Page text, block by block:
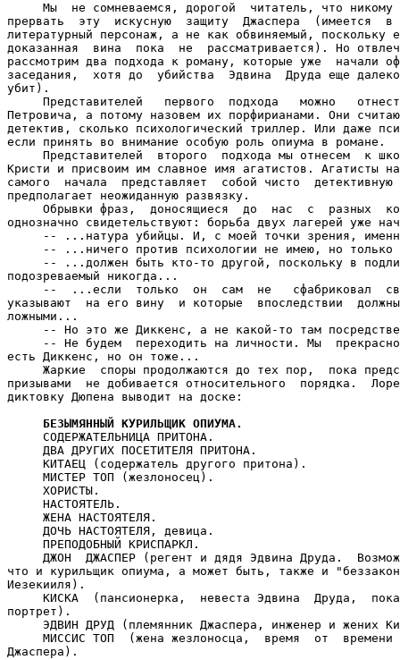
Мы  не сомневаемся, дорогой  читатель, что никому
прервать  эту  искусную  защиту  Джаспера  (имеется
литературный персонаж, а не как обвиняемый, поскольку
доказанная  вина  пока  не  рассматривается). Но
рассмотрим два подхода к роману, которые уже  начали
заседания,  хотя до  убийства  Эдвина  Друда еще
убит).
Представителей   первого  подхода   можно
Петровича, а потому назовем их порфирианами. Они
детектив, сколько психологический триллер. Или даже
если принять во внимание особую роль опиума в романе.
Представителей  второго  подхода мы отнесем  к
Кристи и присвоим им славное имя агатистов. Агатисты
самого  начала  представляет  собой чисто
предполагает неожиданную развязку.
Обрывки фраз,  доносящиеся  до  нас  с  разных
однозначно свидетельствуют: борьба двух лагерей уже
-- ...натура убийцы. И, с моей точки зрения,
-- ...ничего против психологии не имею, но только
-- ...должен быть кто-то другой, поскольку в
подозреваемый никогда...
--  ...если  только  он  сам  не   сфабриковал
указывают  на его вину  и которые  впоследствии
ложными...
-- Но это же Диккенс, а не какой-то там
-- Не будем  переходить на личности. Мы
есть Диккенс, но он тоже...
Жаркие  споры продолжаются до тех пор,  пока
призывами  не добивается относительного  порядка.
диктовку Дюпена выводит на доске:
БЕЗЫМЯННЫЙ КУРИЛЬЩИК ОПИУМА.
     СОДЕРЖАТЕЛЬНИЦА ПРИТОНА.
     ДВА ДРУГИХ ПОСЕТИТЕЛЯ ПРИТОНА.
     КИТАЕЦ (содержатель другого притона).
     МИСТЕР ТОП (жезлоносец).
     ХОРИСТЫ.
     НАСТОЯТЕЛЬ.
     ЖЕНА НАСТОЯТЕЛЯ.
     ДОЧЬ НАСТОЯТЕЛЯ, девица.
     ПРЕПОДОБНЫЙ КРИСПАРКЛ.
ДЖОН  ДЖАСПЕР (регент и дядя Эдвина Друда.
что и курильщик опиума, а может быть, также и
Иезекииля).
КИСКА  (пансионерка,  невеста Эдвина  Друда,
портрет).
ЭДВИН ДРУД (племянник Джаспера, инженер и жених
МИССИС ТОП  (жена жезлоносца,  время  от  времени
Джаспера).